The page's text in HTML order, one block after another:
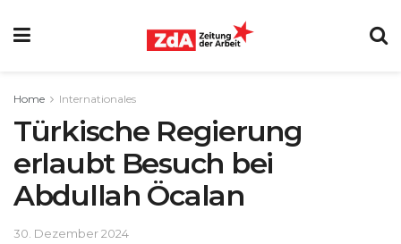
Home Internationales
Türkische Regierung
erlaubt Besuch bei
Abdullah Öcalan
30. Dezember 2024